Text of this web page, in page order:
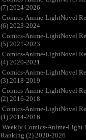
(7) 2024-2026
Comics-Anime-LightNovel
(6) 2023-2024
Comics-Anime-LightNovel
(5) 2021-2023
Comics-Anime-LightNovel
(4) 2020-2021
Comics-Anime-LightNovel
(3) 2018-2019
Comics-Anime-LightNovel
(2) 2016-2018
Comics-Anime-LightNovel
(1) 2014-2016
Weekly Comics-Anime-Light
Ranking (2) 2020-2026